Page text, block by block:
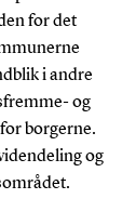
for det
i andre
og
borgerne.
og